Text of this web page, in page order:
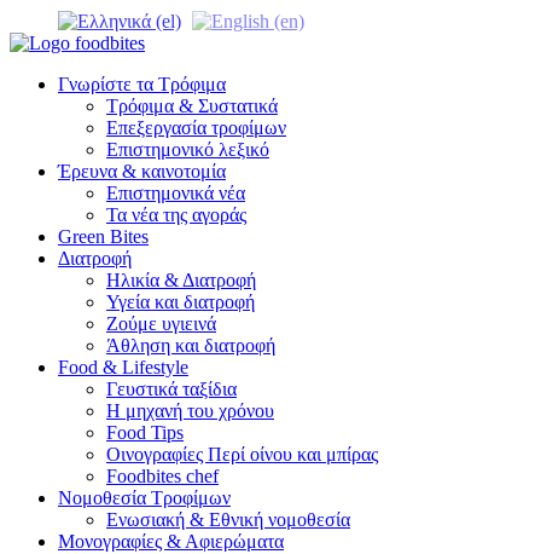
Γνωρίστε τα Τρόφιμα
Τρόφιμα & Συστατικά
Επεξεργασία τροφίμων
Επιστημονικό λεξικό
Έρευνα & καινοτομία
Επιστημονικά νέα
Τα νέα της αγοράς
Green Bites
Διατροφή
Ηλικία & Διατροφή
Υγεία και διατροφή
Ζούμε υγιεινά
Άθληση και διατροφή
Food & Lifestyle
Γευστικά ταξίδια
Η μηχανή του χρόνου
Food Tips
Οινογραφίες Περί οίνου και μπίρας
Foodbites chef
Νομοθεσία Τροφίμων
Ενωσιακή & Εθνική νομοθεσία
Μονογραφίες & Αφιερώματα